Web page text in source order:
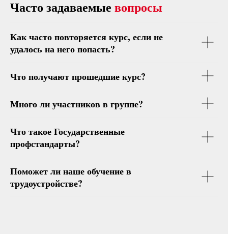
Часто задаваемые вопросы
Как часто повторяется курс, если не
удалось на него попасть?
Что получают прошедшие курс?
Много ли участников в группе?
Что такое Государственные
профстандарты?
Поможет ли наше обучение в
трудоустройстве?